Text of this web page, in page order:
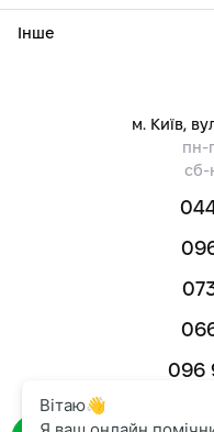
Інше
м. Київ,
пн-
сб-
096